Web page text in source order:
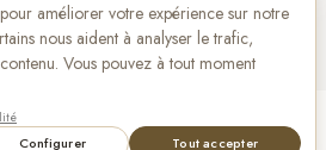
Add to cart
nous
Bancontact
Pay
améliorer votre expérience sur notre
nous aident à analyser le trafic,
Vous pouvez à tout moment
Configurer Tout accepter